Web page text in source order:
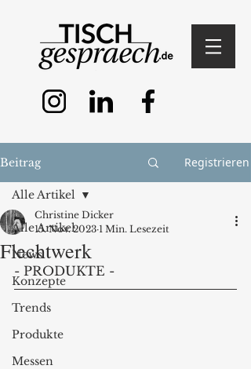
Beitrag Registrieren
Alle Artikel
News
Konzepte
Trends
Produkte
Messen
Alle Artikel
Flechtwerk
Christine Dicker
15. Nov. 2023 1 Min. Lesezeit
- PRODUKTE -